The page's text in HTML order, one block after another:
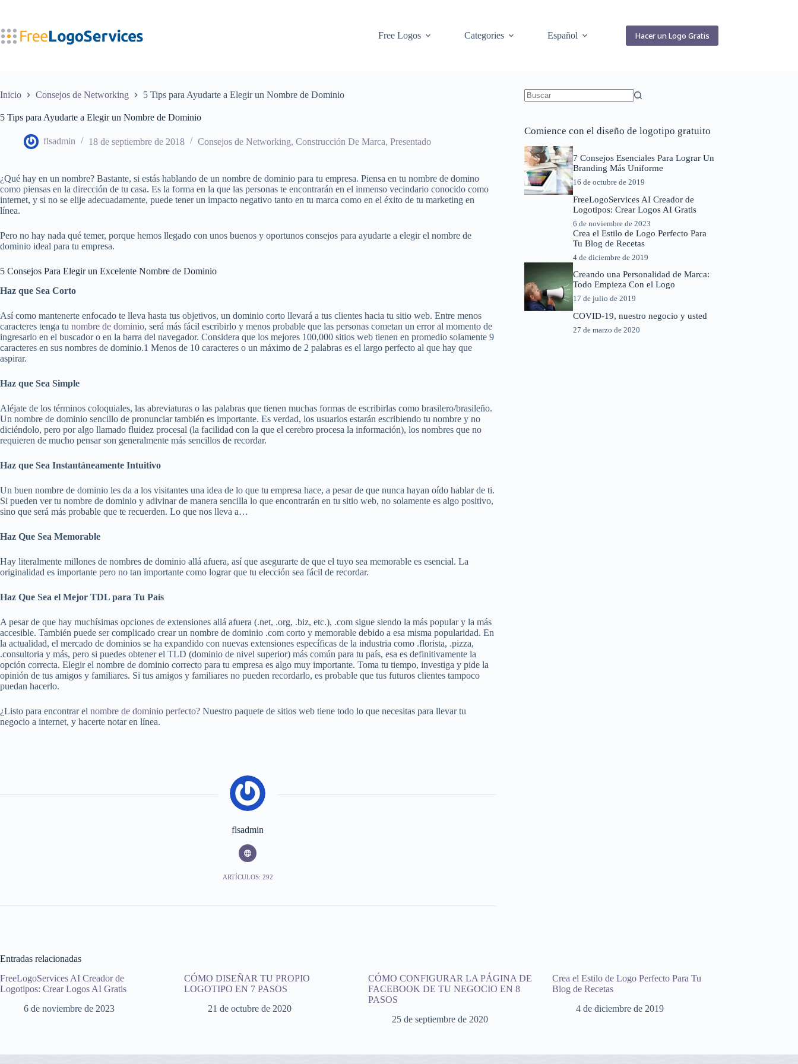
Free Logos
Categories Español Hacer un Logo Gratis
Inicio Consejos de Networking 5 Tips para Ayudarte a Elegir un Nombre de Dominio
5 Tips para Ayudarte a Elegir un Nombre de Dominio
flsadmin 18 de septiembre de 2018 Consejos de Networking, Construcción De Marca, Presentado
¿Qué hay en un nombre? Bastante, si estás hablando de un nombre de dominio para tu empresa. Piensa en tu nombre de domino
como piensas en la dirección de tu casa. Es la forma en la que las personas te encontrarán en el inmenso vecindario conocido como
internet, y si no se elije adecuadamente, puede tener un impacto negativo tanto en tu marca como en el éxito de tu marketing en
línea.
Pero no hay nada qué temer, porque hemos llegado con unos buenos y oportunos consejos para ayudarte a elegir el nombre de
dominio ideal para tu empresa.
5 Consejos Para Elegir un Excelente Nombre de Dominio
Haz que Sea Corto
Así como mantenerte enfocado te lleva hasta tus objetivos, un dominio corto llevará a tus clientes hacia tu sitio web. Entre menos
caracteres tenga tu nombre de dominio, será más fácil escribirlo y menos probable que las personas cometan un error al momento de
ingresarlo en el buscador o en la barra del navegador. Considera que los mejores 100,000 sitios web tienen en promedio solamente 9
caracteres en sus nombres de dominio.1 Menos de 10 caracteres o un máximo de 2 palabras es el largo perfecto al que hay que
aspirar.
Haz que Sea Simple
Aléjate de los términos coloquiales, las abreviaturas o las palabras que tienen muchas formas de escribirlas como brasilero/brasileño.
Un nombre de dominio sencillo de pronunciar también es importante. Es verdad, los usuarios estarán escribiendo tu nombre y no
diciéndolo, pero por algo llamado fluidez procesal (la facilidad con la que el cerebro procesa la información), los nombres que no
requieren de mucho pensar son generalmente más sencillos de recordar.
Haz que Sea Instantáneamente Intuitivo
Un buen nombre de dominio les da a los visitantes una idea de lo que tu empresa hace, a pesar de que nunca hayan oído hablar de ti.
Si pueden ver tu nombre de dominio y adivinar de manera sencilla lo que encontrarán en tu sitio web, no solamente es algo positivo,
sino que será más probable que te recuerden. Lo que nos lleva a…
Haz Que Sea Memorable
Hay literalmente millones de nombres de dominio allá afuera, así que asegurarte de que el tuyo sea memorable es esencial. La
originalidad es importante pero no tan importante como lograr que tu elección sea fácil de recordar.
Haz Que Sea el Mejor TDL para Tu País
A pesar de que hay muchísimas opciones de extensiones allá afuera (.net, .org, .biz, etc.), .com sigue siendo la más popular y la más
accesible. También puede ser complicado crear un nombre de dominio .com corto y memorable debido a esa misma popularidad. En
la actualidad, el mercado de dominios se ha expandido con nuevas extensiones específicas de la industria como .florista, .pizza,
.consultoria y más, pero si puedes obtener el TLD (dominio de nivel superior) más común para tu país, esa es definitivamente la
opción correcta. Elegir el nombre de dominio correcto para tu empresa es algo muy importante. Toma tu tiempo, investiga y pide la
opinión de tus amigos y familiares. Si tus amigos y familiares no pueden recordarlo, es probable que tus futuros clientes tampoco
puedan hacerlo.
¿Listo para encontrar el nombre de dominio perfecto? Nuestro paquete de sitios web tiene todo lo que necesitas para llevar tu
negocio a internet, y hacerte notar en línea.
flsadmin
ARTÍCULOS: 292
Comience con el diseño de logotipo gratuito
7 Consejos Esenciales Para Lograr Un
Branding Más Uniforme
16 de octubre de 2019
FreeLogoServices AI Creador de
Logotipos: Crear Logos AI Gratis
6 de noviembre de 2023
Crea el Estilo de Logo Perfecto Para
Tu Blog de Recetas
4 de diciembre de 2019
Creando una Personalidad de Marca:
Todo Empieza Con el Logo
17 de julio de 2019
COVID-19, nuestro negocio y usted
27 de marzo de 2020
Entradas relacionadas
FreeLogoServices AI Creador de
Logotipos: Crear Logos AI Gratis
6 de noviembre de 2023
CÓMO DISEÑAR TU PROPIO
LOGOTIPO EN 7 PASOS
21 de octubre de 2020
CÓMO CONFIGURAR LA PÁGINA DE
FACEBOOK DE TU NEGOCIO EN 8
PASOS
25 de septiembre de 2020
Crea el Estilo de Logo Perfecto Para Tu
Blog de Recetas
4 de diciembre de 2019